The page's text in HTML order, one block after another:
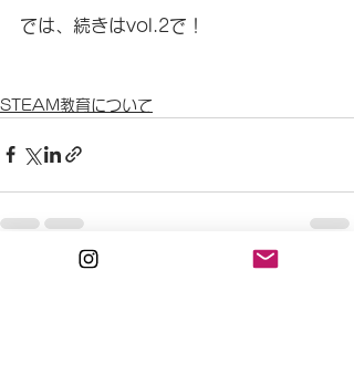
では、続きはvol.2で！
STEAM教育について